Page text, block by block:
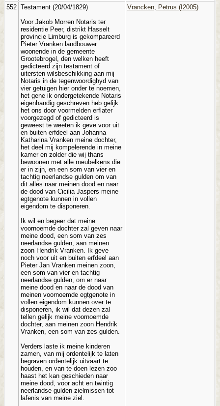
552 Testament (20/04/1829)
Voor Jakob Morren Notaris ter
residentie Peer, distrikt Hasselt
provincie Limburg is gekompareerd
Pieter Vranken landbouwer
woonende in de gemeente
Grootebrogel, den welken heeft
gedicteerd zijn testament of
uitersten wilsbeschikking aan mij
Notaris in de tegenwoordighyd van
vier getuigen hier onder te noemen,
het gene ik ondergetekende Notaris
eigenhandig geschreven heb gelijk
het ons door voormelden erflater
voorgezegd of gedicteerd is
geweest te weeten ik geve voor uit
en buiten erfdeel aan Johanna
Katharina Vranken meine dochter,
het deel mij kompelerende in meine
kamer en zolder die wij thans
bewoonen met alle meubelkens die
er in zijn, en een som van vier en
tachtig neerlandse gulden om van
dit alles naar meinen dood en naar
de dood van Cicilia Jaspers meine
egtgenote kunnen in vollen
eigendom te disponeren.
Ik wil en begeer dat meine
voornoemde dochter zal geven naar
meine dood, een som van zes
neerlandse gulden, aan meinen
zoon Hendrik Vranken. Ik geve
noch voor uit en buiten erfdeel aan
Pieter Jan Vranken meinen zoon,
een som van vier en tachtig
neerlandse gulden, om er naar
meine dood en naar de dood van
meinen voornoemde egtgenote in
vollen eigendom kunnen over te
disponeren, ik wil dat dezen zal
tellen gelijk meine voornoemde
dochter, aan meinen zoon Hendrik
Vranken, een som van zes gulden.
Verders laste ik meine kinderen
zamen, van mij ordentelijk te laten
begraven ordentelijk uitvaart te
houden, en van te doen lezen zoo
haast het kan geschieden naar
meine dood, voor acht en twintig
neerlandse gulden zielmissen tot
lafenis van meine ziel.
Vrancken, Petrus (I2005)